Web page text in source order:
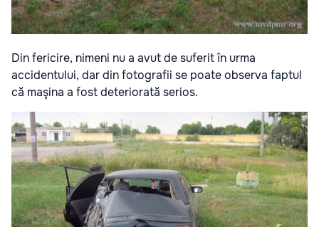
Din fericire, nimeni nu a avut de suferit în urma
accidentului, dar din fotografii se poate observa faptul
că maşina a fost deteriorată serios.